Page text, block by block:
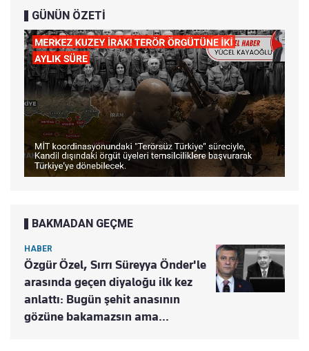
GÜNÜN ÖZETİ
BAKMADAN GEÇME
HABER
Özgür Özel, Sırrı Süreyya Önder'le
arasında geçen diyaloğu ilk kez
anlattı: Bugün şehit anasının
gözüne bakamazsın ama...